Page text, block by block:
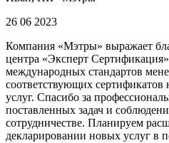
26 06 2023
Компания «Мэтры» выражает
центра «Эксперт
международных стандартов
соответствующих
услуг. Спасибо за
поставленных задач и
сотрудничестве. Планируем
декларировании новых услуг в